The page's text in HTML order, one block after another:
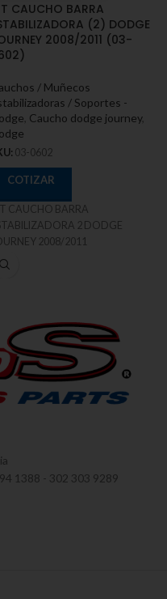
CAUCHO BARRA
(2) DODGE
2008/2011 (03-
/ Muñecos
/ Soportes -
Caucho dodge journey,
03-0602
COTIZAR
CAUCHO BARRA
2 DODGE
2008/2011
1388 - 302 303 9289